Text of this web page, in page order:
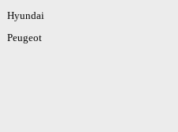
Hyundai
Peugeot